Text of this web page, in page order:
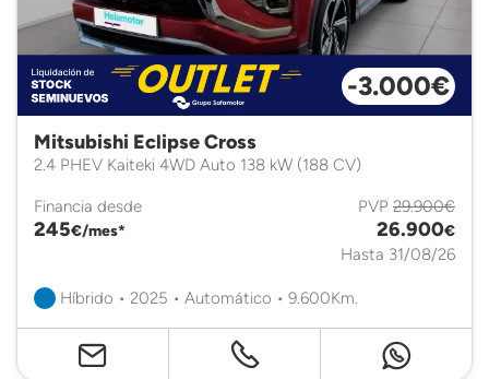
-3.000€
Mitsubishi Eclipse Cross
2.4 PHEV Kaiteki 4WD Auto 138 kW (188 CV)
Financia desde
245€/mes*
PVP 29.900€
26.900€
Hasta 31/08/26
Híbrido • 2025 • Automático • 9.600Km.